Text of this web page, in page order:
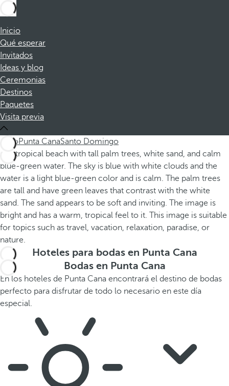
Inicio
Qué esperar
Invitados
Ideas y blog
Ceremonias
Destinos
Paquetes
Visita previa
TodoPunta CanaSanto Domingo
Hoteles para bodas en Punta Cana
Bodas en Punta Cana
En los hoteles de Punta Cana encontrará el destino de bodas
perfecto para disfrutar de todo lo necesario en este día
especial.